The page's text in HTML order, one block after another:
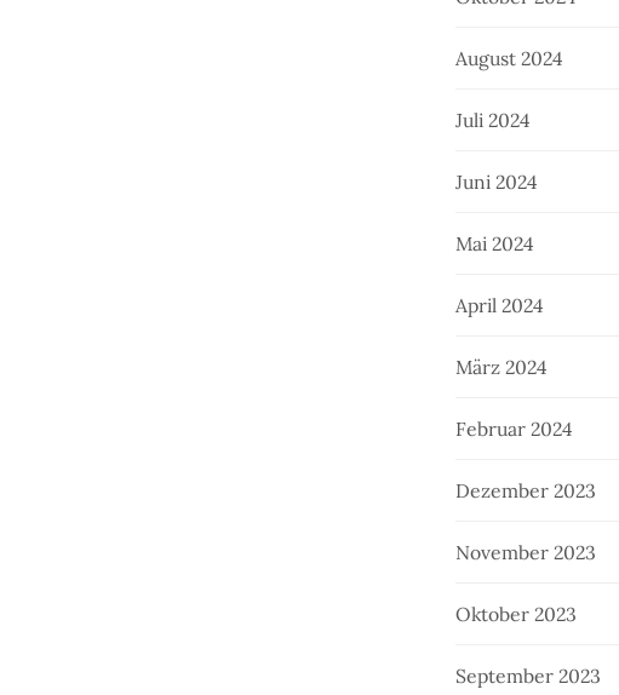
August 2024
Juli 2024
Juni 2024
Mai 2024
April 2024
März 2024
Februar 2024
Dezember 2023
November 2023
Oktober 2023
September 2023